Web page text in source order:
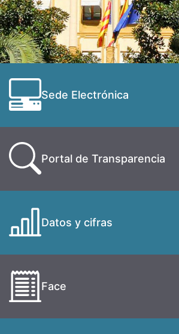
Sede Electrónica
Portal de Transparencia
Datos y cifras
Face